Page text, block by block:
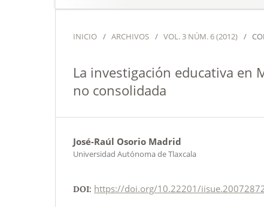
INICIO / ARCHIVOS / VOL. 3 NÚM. 6 (2012) /
La investigación educativa en
no consolidada
José-Raúl Osorio Madrid
Universidad Autónoma de Tlaxcala
DOI: https://doi.org/10.22201/